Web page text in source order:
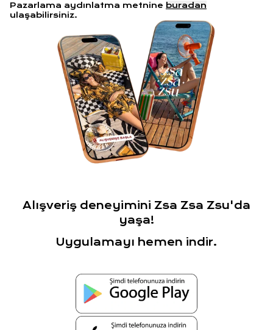
Pazarlama aydınlatma metnine buradan
ulaşabilirsiniz.
Alışveriş deneyimini Zsa Zsa Zsu'da
yaşa!
Uygulamayı hemen indir.